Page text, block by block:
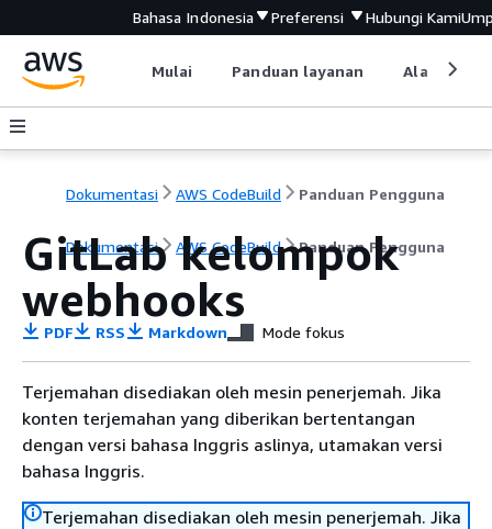
Bahasa Indonesia Preferensi Hubungi Kami
Mulai Panduan layanan Alat
Dokumentasi AWS CodeBuild Panduan Pengguna
Dokumentasi AWS CodeBuild Panduan Pengguna
GitLab kelompok
webhooks
PDF RSS Markdown Mode fokus
Terjemahan disediakan oleh mesin penerjemah. Jika
konten terjemahan yang diberikan bertentangan
dengan versi bahasa Inggris aslinya, utamakan versi
bahasa Inggris.
Terjemahan disediakan oleh mesin penerjemah. Jika